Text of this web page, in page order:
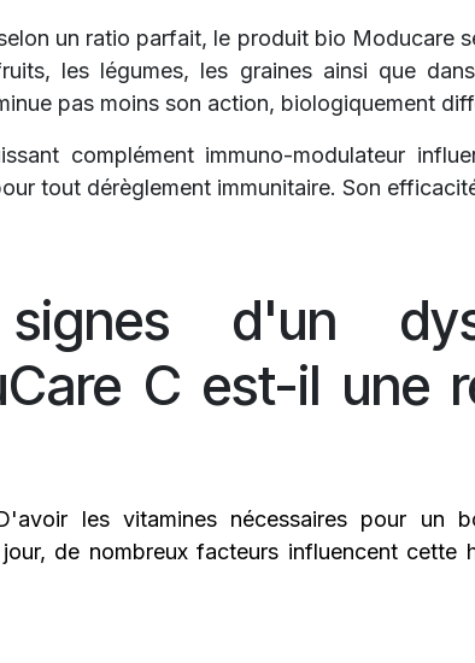
un ratio parfait, le produit bio Moducare
les légumes, les graines ainsi que
pas moins son action, biologiquement
complément immuno-modulateur
tout dérèglement immunitaire. Son
d'un
C est-il une
les vitamines nécessaires pour un
de nombreux facteurs influencent cette